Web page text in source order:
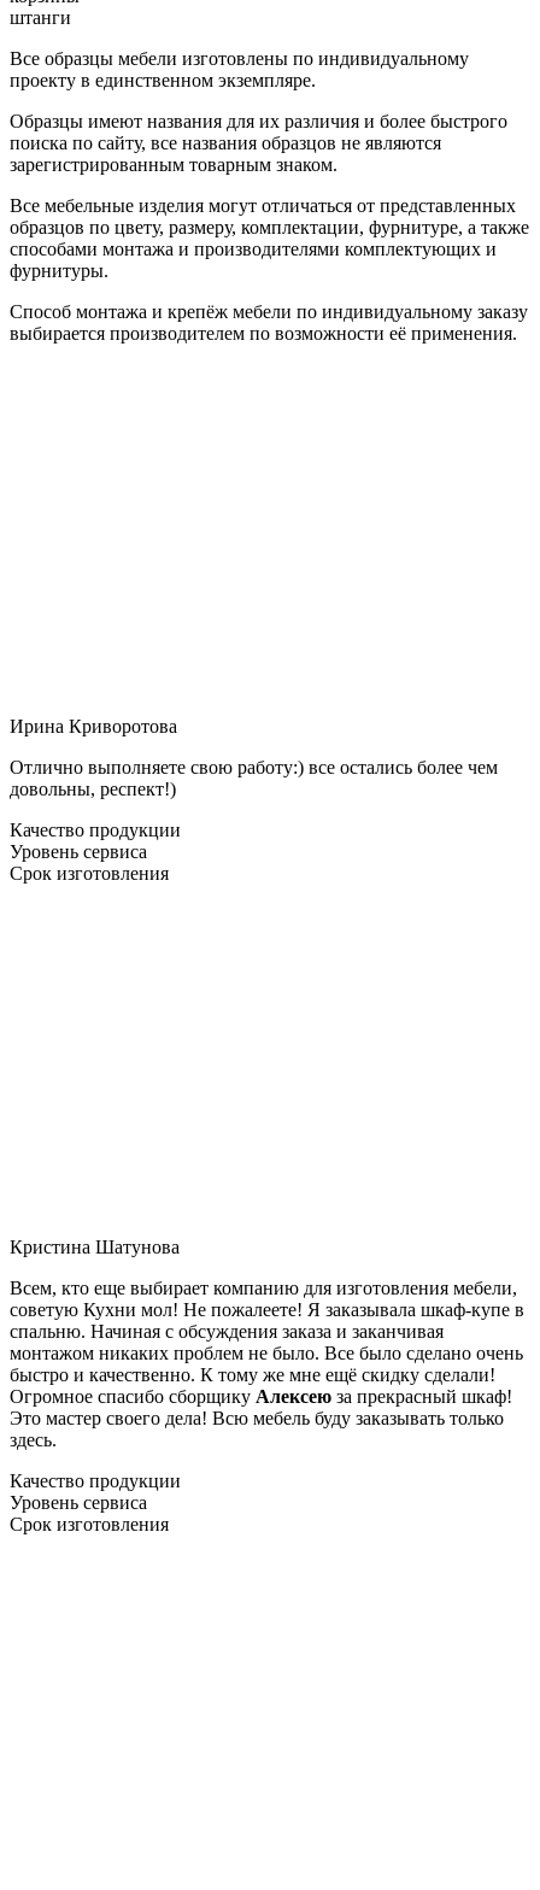
штанги
Все образцы мебели изготовлены по индивидуальному
проекту в единственном экземпляре.
Образцы имеют названия для их различия и более быстрого
поиска по сайту, все названия образцов не являются
зарегистрированным товарным знаком.
Все мебельные изделия могут отличаться от представленных
образцов по цвету, размеру, комплектации, фурнитуре, а также
способами монтажа и производителями комплектующих и
фурнитуры.
Способ монтажа и крепёж мебели по индивидуальному заказу
выбирается производителем по возможности её применения.
Ирина Криворотова
Отлично выполняете свою работу:) все остались более чем
довольны, респект!)
Качество продукции
Уровень сервиса
Срок изготовления
Кристина Шатунова
Всем, кто еще выбирает компанию для изготовления мебели,
советую Кухни мол! Не пожалеете! Я заказывала шкаф-купе в
спальню. Начиная с обсуждения заказа и заканчивая
монтажом никаких проблем не было. Все было сделано очень
быстро и качественно. К тому же мне ещё скидку сделали!
Огромное спасибо сборщику Алексею за прекрасный шкаф!
Это мастер своего дела! Всю мебель буду заказывать только
здесь.
Качество продукции
Уровень сервиса
Срок изготовления